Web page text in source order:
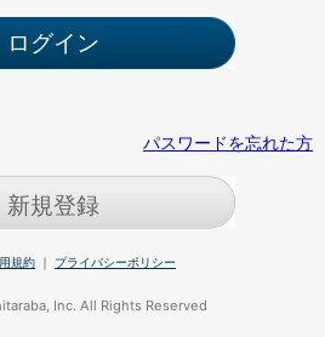
パスワードを忘れた方
新規登録
規約 ｜ プライバシーポリシー
Inc. All Rights Reserved